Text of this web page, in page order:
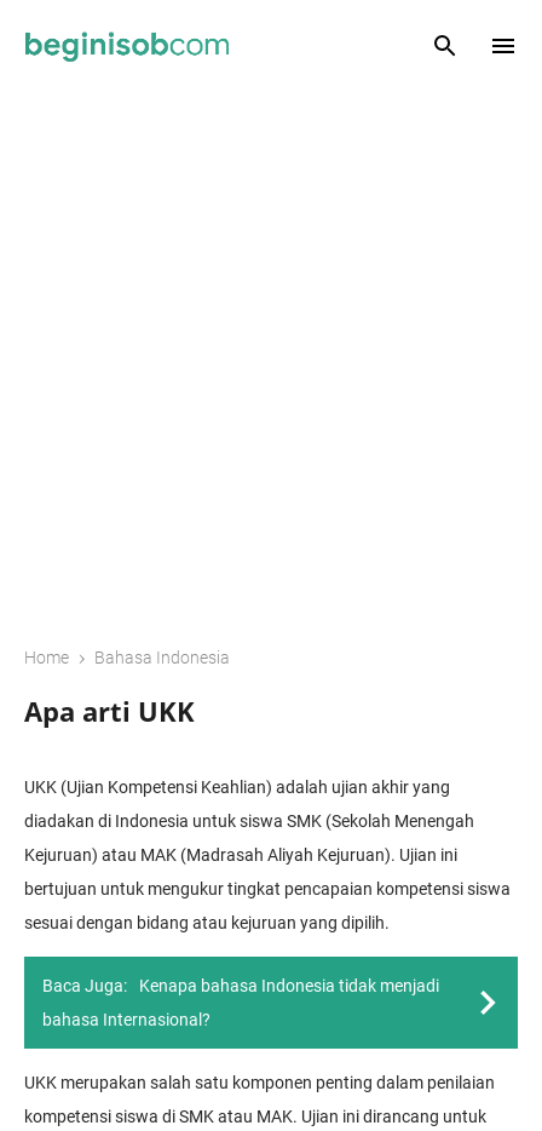
Home › Bahasa Indonesia
Apa arti UKK
UKK (Ujian Kompetensi Keahlian) adalah ujian akhir yang
diadakan di Indonesia untuk siswa SMK (Sekolah Menengah
Kejuruan) atau MAK (Madrasah Aliyah Kejuruan). Ujian ini
bertujuan untuk mengukur tingkat pencapaian kompetensi siswa
sesuai dengan bidang atau kejuruan yang dipilih.
Baca Juga:
Kenapa bahasa Indonesia tidak menjadi
bahasa Internasional?
UKK merupakan salah satu komponen penting dalam penilaian
kompetensi siswa di SMK atau MAK. Ujian ini dirancang untuk